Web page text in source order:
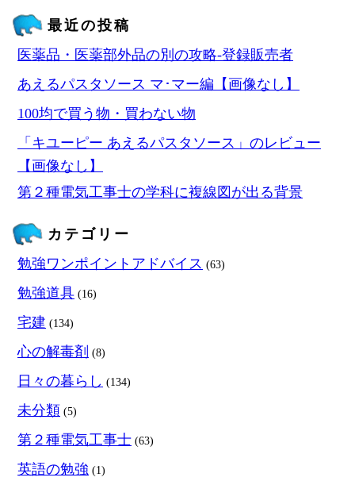
最近の投稿
医薬品・医薬部外品の別の攻略‐登録販売者
あえるパスタソース マ･マー編【画像なし】
100均で買う物・買わない物
「キユーピー あえるパスタソース」のレビュー
【画像なし】
第２種電気工事士の学科に複線図が出る背景
カテゴリー
勉強ワンポイントアドバイス (63)
勉強道具 (16)
宅建 (134)
心の解毒剤 (8)
日々の暮らし (134)
未分類 (5)
第２種電気工事士 (63)
英語の勉強 (1)